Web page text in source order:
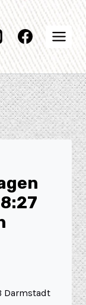
Darmstadt